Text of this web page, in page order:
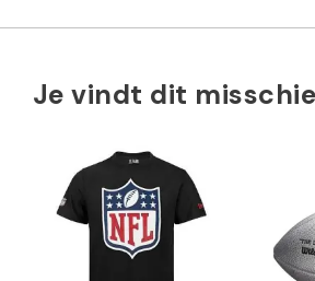
Je vindt dit